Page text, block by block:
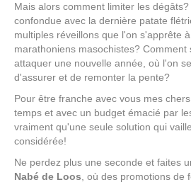
Mais alors comment limiter les
confondue avec la dernière patate
multiples réveillons que l'on s'apprête
marathoniens masochistes?
attaquer une nouvelle année, où l'on
d'assurer et de remonter la pente?
Pour être franche avec vous mes
temps et avec un budget émacié par
vraiment qu'une seule solution qui
considérée!
Ne perdez plus une seconde et faites
Nabé de Loos , où des promotions